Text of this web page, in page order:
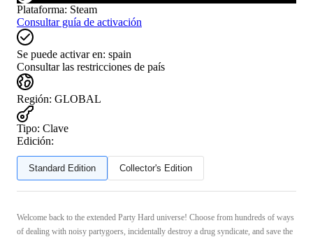
Plataforma: Steam
Consultar guía de activación
Se puede activar en: spain
Consultar las restricciones de país
Región: GLOBAL
Tipo: Clave
Edición:
Standard Edition Collector's Edition
Welcome back to the extended Party Hard universe! Choose from hundreds of ways
of dealing with noisy partygoers, incidentally destroy a drug syndicate, and save the